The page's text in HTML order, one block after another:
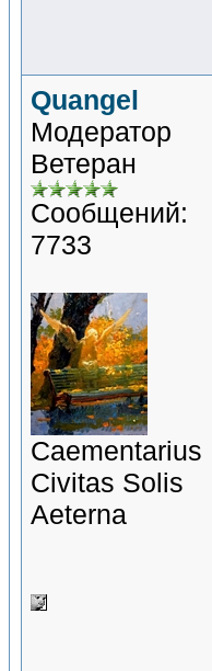
Quangel
Модератор
Ветеран
Сообщений:
7733
Сaementarius
Civitas Solis
Aeterna